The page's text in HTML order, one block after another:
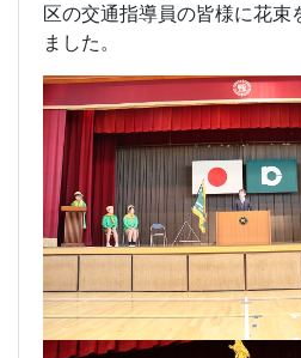
区の交通指導員の皆様に花束
ました。